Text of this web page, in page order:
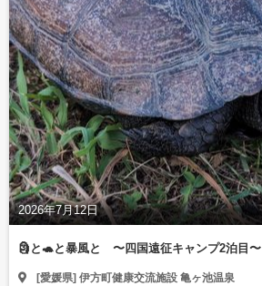
2026年7月12日
🗿と🐢と暴風と 〜四国遠征キャンプ2泊目〜
[愛媛県] 伊方町健康交流施設 亀ヶ池温泉